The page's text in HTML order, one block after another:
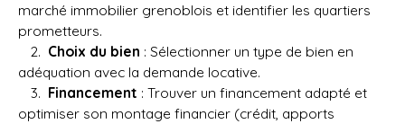
marché immobilier grenoblois et identifier les quartiers
prometteurs.
Choix du bien : Sélectionner un type de bien en
adéquation avec la demande locative.
Financement : Trouver un financement adapté et
optimiser son montage financier (crédit, apports